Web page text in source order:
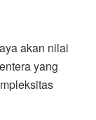
akan nilai
yang